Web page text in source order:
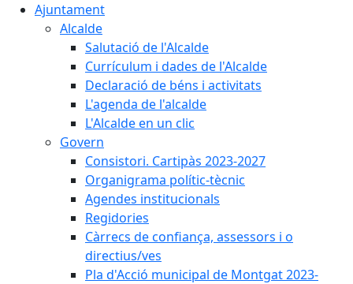
Ajuntament
Alcalde
Salutació de l'Alcalde
Currículum i dades de l'Alcalde
Declaració de béns i activitats
L'agenda de l'alcalde
L'Alcalde en un clic
Govern
Consistori. Cartipàs 2023-2027
Organigrama polític-tècnic
Agendes institucionals
Regidories
Càrrecs de confiança, assessors i o
directius/ves
Pla d'Acció municipal de Montgat 2023-